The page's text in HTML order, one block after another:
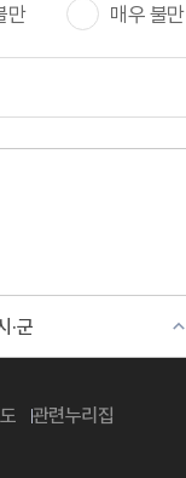
만 매우 불만
·군
관련누리집